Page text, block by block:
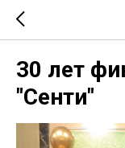
30 лет
"Сенти"